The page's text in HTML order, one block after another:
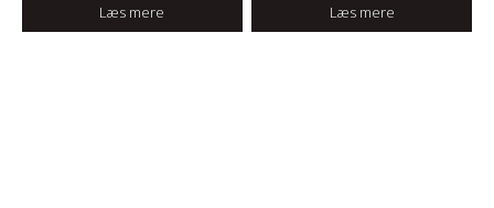
Læs mere
Læs mere